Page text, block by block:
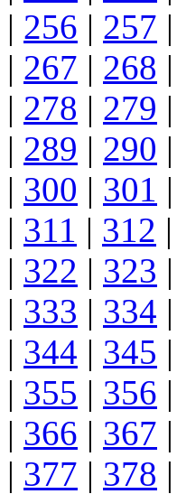
| 256 | 257 |
| 267 | 268 |
| 278 | 279 |
| 289 | 290 |
| 300 | 301 |
| 311 | 312 |
| 322 | 323 |
| 333 | 334 |
| 344 | 345 |
| 355 | 356 |
| 366 | 367 |
| 377 | 378 |